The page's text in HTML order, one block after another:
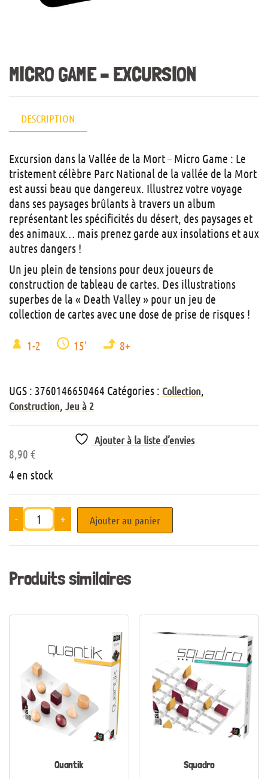
MICRO GAME – EXCURSION
DESCRIPTION
Excursion dans la Vallée de la Mort – Micro Game : Le
tristement célèbre Parc National de la vallée de la Mort
est aussi beau que dangereux. Illustrez votre voyage
dans ses paysages brûlants à travers un album
représentant les spécificités du désert, des paysages et
des animaux… mais prenez garde aux insolations et aux
autres dangers !
Un jeu plein de tensions pour deux joueurs de
construction de tableau de cartes. Des illustrations
superbes de la « Death Valley » pour un jeu de
collection de cartes avec une dose de prise de risques !
1-2 15' 8+
UGS : 3760146650464 Catégories : Collection,
Construction, Jeu à 2
Ajouter à la liste d’envies
8,90 €
4 en stock
- + Ajouter au panier
Produits similaires
Quantik Squadro